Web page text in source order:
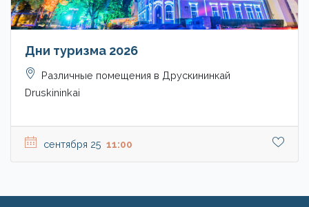
Дни туризма 2026
Различные помещения в Друскининкай
Druskininkai
сентября 25 11:00